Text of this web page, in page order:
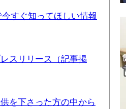
すぐ知ってほしい情報
スリリース（記事掲
を下さった方の中から